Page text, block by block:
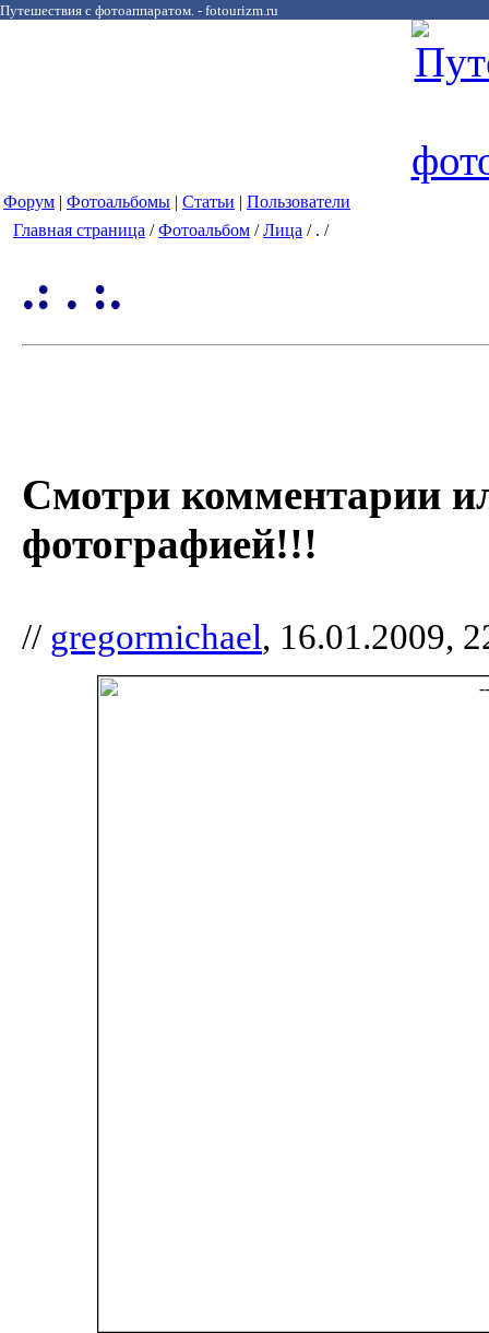
Путешествия с фотоаппаратом. - fotourizm.ru
Форум | Фотоальбомы | Статьи | Пользователи
Главная страница /Фотоальбом /Лица / . /
.: . :.
Смотри комментарии
фотографией!!!
// gregormichael, 16.01.2009,